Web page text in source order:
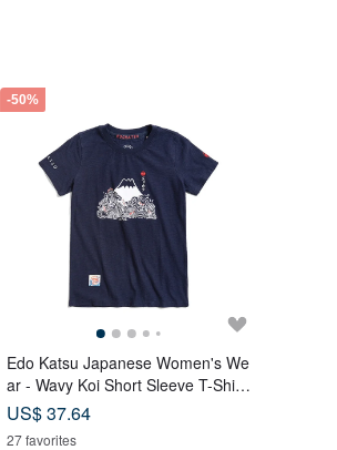
-50%
Edo Katsu Japanese Women's We
ar - Wavy Koi Short Sleeve T-Shirt
(Navy Blue) #Tops #ShortSleeve
US$ 37.64
27 favorites